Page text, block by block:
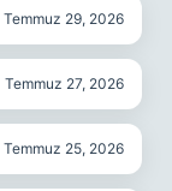
Temmuz 29, 2026
Temmuz 27, 2026
Temmuz 25, 2026